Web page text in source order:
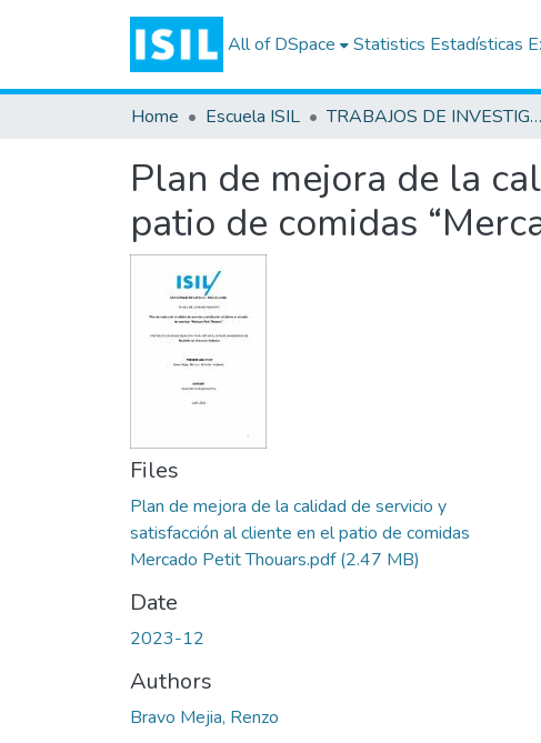
All of DSpace Statistics Estadísticas
Home Escuela ISIL TRABAJOS DE INVESTIGACIÓN
Plan de mejora de la
patio de comidas
Files
Plan de mejora de la calidad de servicio y
satisfacción al cliente en el patio de comidas
Mercado Petit Thouars.pdf(2.47 MB)
Date
2023-12
Authors
Bravo Mejia, Renzo